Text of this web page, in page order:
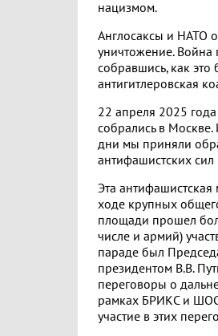
нацизмом.
Англосаксы и НАТО
уничтожение. Война
собравшись, как это
антигитлеровская
22 апреля 2025
собрались в
дни мы приняли
антифашистских
Эта антифашистская
ходе крупных
площади прошел
числе и армий)
параде был
президентом В.В.
переговоры о
рамках БРИКС и ШОС
участие в этих